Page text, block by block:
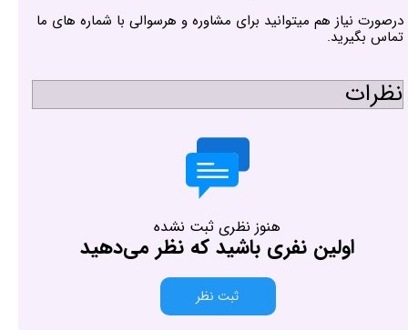
درصورت نیاز هم میتوانید برای مشاوره و هرسوالی با شماره های ما
تماس بگیرید.
نظرات
هنوز نظری ثبت نشده
اولین نفری باشید که نظر می‌دهید
ثبت نظر